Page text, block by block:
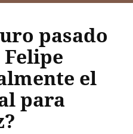
pasado
el
para